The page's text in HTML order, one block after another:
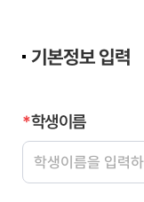
기본정보 입력
*학생이름